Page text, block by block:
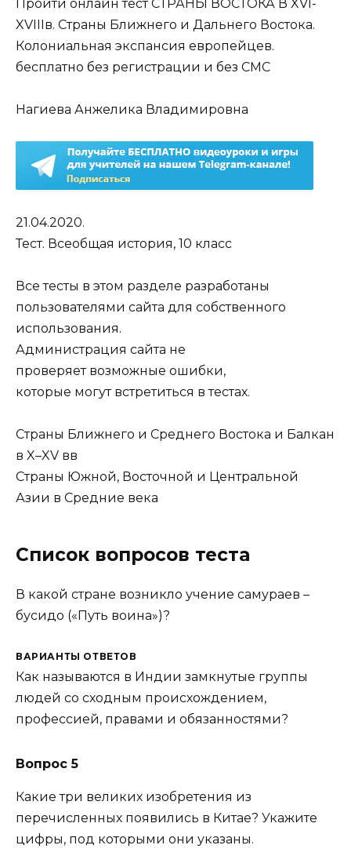
Пройти онлайн тест СТРАНЫ ВОСТОКА В XVI-
XVIIIв. Страны Ближнего и Дальнего Востока.
Колониальная экспансия европейцев.
бесплатно без регистрации и без СМС
Нагиева Анжелика Владимировна
21.04.2020.
Тест. Всеобщая история, 10 класс
Все тесты в этом разделе разработаны
пользователями сайта для собственного
использования.
Администрация сайта не
проверяет возможные ошибки,
которые могут встретиться в тестах.
Страны Ближнего и Среднего Востока и Балкан
в X–XV вв
Страны Южной, Восточной и Центральной
Азии в Средние века
Список вопросов теста
В какой стране возникло учение самураев –
бусидо («Путь воина»)?
ВАРИАНТЫ ОТВЕТОВ
Как называются в Индии замкнутые группы
людей со сходным происхождением,
профессией, правами и обязанностями?
Вопрос 5
Какие три великих изобретения из
перечисленных появи­лись в Китае? Укажите
цифры, под которыми они указаны.